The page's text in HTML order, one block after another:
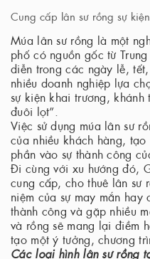
Cung cấp lân sư rồng sự kiện
Múa lân sư rồng là một
phố có nguồn gốc từ
diễn trong các ngày lễ,
nhiều doanh nghiệp lựa
sự kiện khai trương, khánh
đuôi lọt”.
Việc sử dụng múa lân sư
của nhiều khách hàng,
phần vào sự thành công
Đi cùng với xu hướng đó,
cung cấp, cho thuê lân sư
niệm của sự may mắn
thành công và gặp nhiều
và rồng sẽ mang lại điềm
tạo một ý tưởng, chương
Các loại hình lân sư rồng